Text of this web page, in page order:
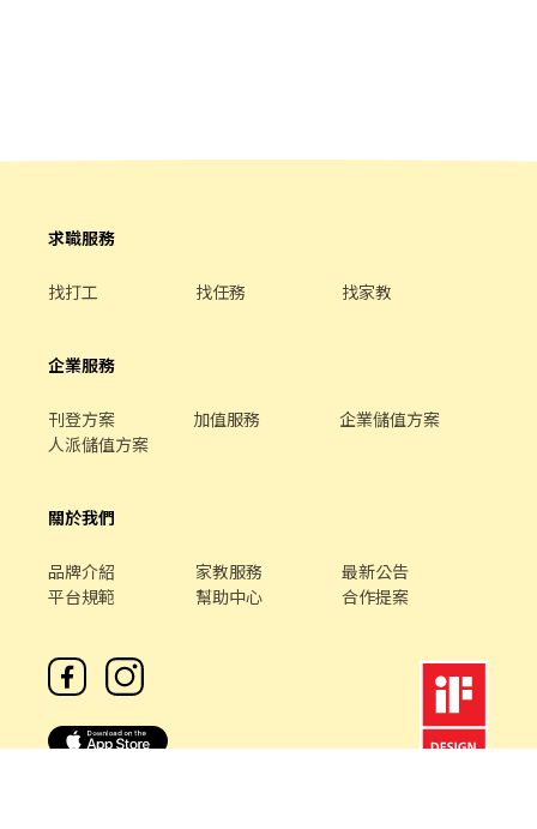
求職服務
找打工 找任務 找家教
企業服務
刊登方案 加值服務
企業儲值方案
人派儲值方案
關於我們
品牌介紹 家教服務
最新公告
平台規範
幫助中心 合作提案